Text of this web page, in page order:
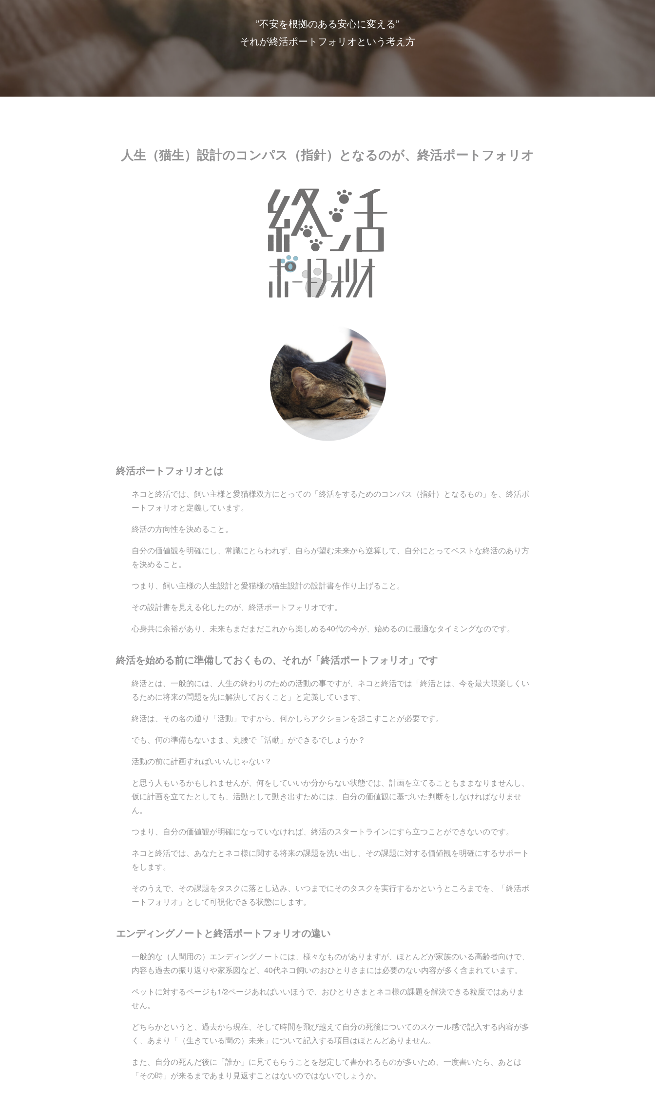
”不安を根拠のある安心に変える”
それが終活ポートフォリオという考え方
人生（猫生）設計のコンパス（指針）となるのが、終活ポートフォリオ
終活ポートフォリオとは
ネコと終活では、飼い主様と愛猫様双方にとっての「終活をするためのコンパス（指針）となるもの」を、終活ポ
ートフォリオと定義しています。
終活の方向性を決めること。
自分の価値観を明確にし、常識にとらわれず、自らが望む未来から逆算して、自分にとってベストな終活のあり方
を決めること。
つまり、飼い主様の人生設計と愛猫様の猫生設計の設計書を作り上げること。
その設計書を見える化したのが、終活ポートフォリオです。
心身共に余裕があり、未来もまだまだこれから楽しめる40代の今が、始めるのに最適なタイミングなのです。
終活を始める前に準備しておくもの、それが「終活ポートフォリオ」です
終活とは、一般的には、人生の終わりのための活動の事ですが、ネコと終活では「終活とは、今を最大限楽しくい
るために将来の問題を先に解決しておくこと」と定義しています。
終活は、その名の通り「活動」ですから、何かしらアクションを起こすことが必要です。
でも、何の準備もないまま、丸腰で「活動」ができるでしょうか？
活動の前に計画すればいいんじゃない？
と思う人もいるかもしれませんが、何をしていいか分からない状態では、計画を立てることもままなりませんし、
仮に計画を立てたとしても、活動として動き出すためには、自分の価値観に基づいた判断をしなければなりませ
ん。
つまり、自分の価値観が明確になっていなければ、終活のスタートラインにすら立つことができないのです。
ネコと終活では、あなたとネコ様に関する将来の課題を洗い出し、その課題に対する価値観を明確にするサポート
をします。
そのうえで、その課題をタスクに落とし込み、いつまでにそのタスクを実行するかというところまでを、「終活ポ
ートフォリオ」として可視化できる状態にします。
エンディングノートと終活ポートフォリオの違い
一般的な（人間用の）エンディングノートには、様々なものがありますが、ほとんどが家族のいる高齢者向けで、
内容も過去の振り返りや家系図など、40代ネコ飼いのおひとりさまには必要のない内容が多く含まれています。
ペットに対するページも1/2ページあればいいほうで、おひとりさまとネコ様の課題を解決できる粒度ではありま
せん。
どちらかというと、過去から現在、そして時間を飛び越えて自分の死後についてのスケール感で記入する内容が多
く、あまり「（生きている間の）未来」について記入する項目はほとんどありません。
また、自分の死んだ後に「誰か」に見てもらうことを想定して書かれるものが多いため、一度書いたら、あとは
「その時」が来るまであまり見返すことはないのではないでしょうか。